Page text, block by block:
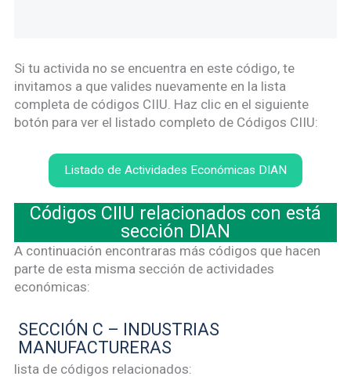
Si tu activida no se encuentra en este código, te
invitamos a que valides nuevamente en la lista
completa de códigos CIIU. Haz clic en el siguiente
botón para ver el listado completo de Códigos CIIU:
Listado de Actividades Económicas DIAN
Códigos CIIU relacionados con está
sección DIAN
A continuación encontraras más códigos que hacen
parte de esta misma sección de actividades
económicas:
SECCIÓN C – INDUSTRIAS
MANUFACTURERAS
lista de códigos relacionados: